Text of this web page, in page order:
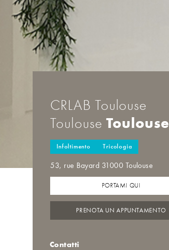
CRLAB Toulouse
Toulouse Toulouse
Infoltimento Tricologia
53, rue Bayard 31000 Toulouse
PORTAMI QUI
PRENOTA UN APPUNTAMENTO
Contatti